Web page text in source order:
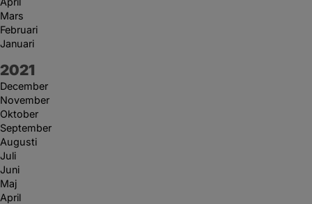
Mars
Februari
Januari
År:
2021
December
November
Oktober
September
Augusti
Juli
Juni
Maj
April